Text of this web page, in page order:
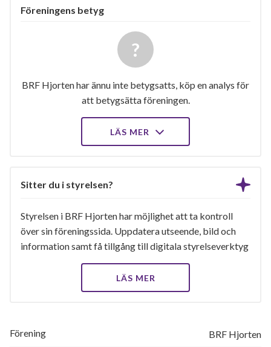
Föreningens betyg
BRF Hjorten har ännu inte betygsatts, köp en analys för
att betygsätta föreningen.
LÄS MER
Sitter du i styrelsen?
Styrelsen i BRF Hjorten har möjlighet att ta kontroll
över sin föreningssida. Uppdatera utseende, bild och
information samt få tillgång till digitala styrelseverktyg
LÄS MER
Förening BRF Hjorten